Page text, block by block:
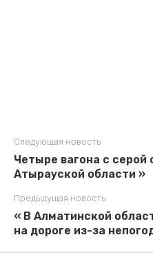
Следующая новость
Четыре вагона с серой
Атырауской области »
Предыдущая новость
« В Алматинской
на дороге из-за